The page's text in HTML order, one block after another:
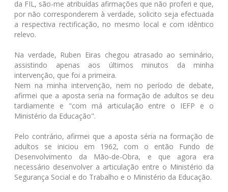
da FIL, são-me atribuídas afirmações que não proferi e que,
por não corresponderem à verdade, solicito seja efectuada
a respectiva rectificação, no mesmo local e com idêntico
relevo.
Na verdade, Ruben Eiras chegou atrasado ao seminário,
assistindo apenas aos últimos minutos da minha
intervenção, que foi a primeira.
Nem na minha intervenção, nem no período de debate,
afirmei que a aposta seria na formação de adultos se deu
tardiamente e "com má articulação entre o IEFP e o
Ministério da Educação".
Pelo contrário, afirmei que a aposta séria na formação de
adultos se iniciou em 1962, com o então Fundo de
Desenvolvimento da Mão-de-Obra, e que agora era
necessário desenvolver a articulação entre o Ministério da
Segurança Social e do Trabalho e o Ministério da Educação.